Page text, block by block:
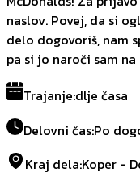
naslov. Povej, da si
delo dogovoriš, nam
pa si jo naroči sam
Trajanje:dlje časa
Delovni čas:Po
Kraj dela:Koper -